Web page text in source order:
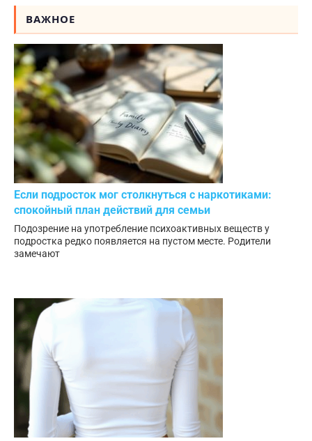
ВАЖНОЕ
Если подросток мог столкнуться с наркотиками:
спокойный план действий для семьи
Подозрение на употребление психоактивных веществ у
подростка редко появляется на пустом месте. Родители
замечают